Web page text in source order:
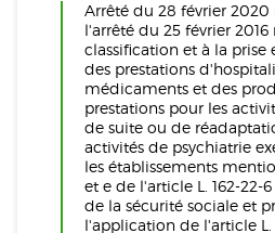
Arrêté du 28 février
l'arrêté du 25 février 2016
classification et à la prise
des prestations
médicaments et des
prestations pour les
de suite ou de
activités de psychiatrie
les établissements
et e de l'article L. 162-22-
de la sécurité sociale et
l'application de l'article L.